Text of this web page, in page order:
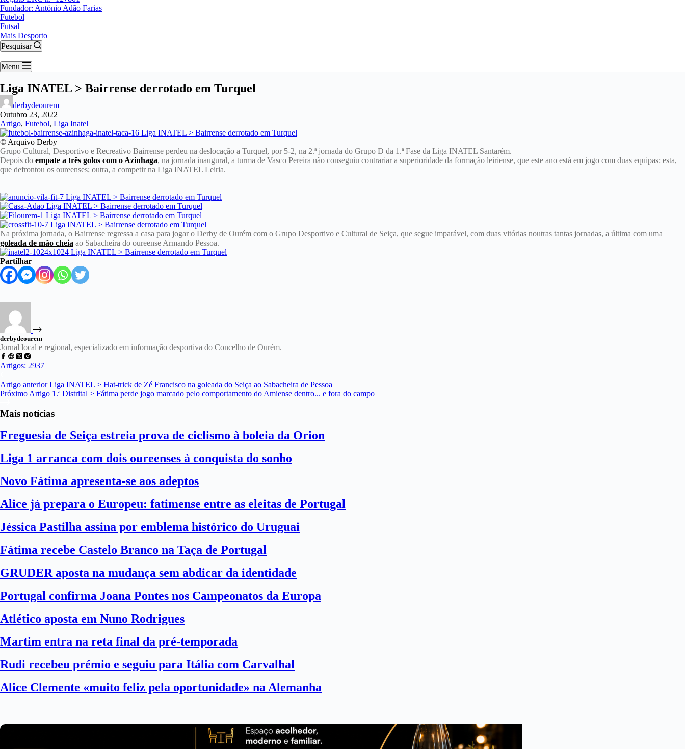
Fundador: António Adão Farias
Futebol
Futsal
Mais Desporto
Pesquisar
Menu
Liga INATEL > Bairrense derrotado em Turquel
derbydeourem
Outubro 23, 2022
Artigo, Futebol, Liga Inatel
© Arquivo Derby
Grupo Cultural, Desportivo e Recreativo Bairrense perdeu na deslocação a Turquel, por 5-2, na 2.ª jornada do Grupo D da 1.ª Fase da Liga INATEL Santarém.
Depois do empate a três golos com o Azinhaga, na jornada inaugural, a turma de Vasco Pereira não conseguiu contrariar a superioridade da formação leiriense, que este ano está em jogo com duas equipas: esta,
que defrontou os oureenses; outra, a competir na Liga INATEL Leiria.
Na próxima jornada, o Bairrense regressa a casa para jogar o Derby de Ourém com o Grupo Desportivo e Cultural de Seiça, que segue imparável, com duas vitórias noutras tantas jornadas, a última com uma
goleada de mão cheia ao Sabacheira do oureense Armando Pessoa.
Partilhar
derbydeourem
Jornal local e regional, especializado em informação desportiva do Concelho de Ourém.
Artigos: 2937
Artigo anteriorLiga INATEL > Hat-trick de Zé Francisco na goleada do Seiça ao Sabacheira de Pessoa
Próximo Artigo 1.ª Distrital > Fátima perde jogo marcado pelo comportamento do Amiense dentro... e fora do campo
Mais notícias
Freguesia de Seiça estreia prova de ciclismo à boleia da Orion
Liga 1 arranca com dois oureenses à conquista do sonho
Novo Fátima apresenta-se aos adeptos
Alice já prepara o Europeu: fatimense entre as eleitas de Portugal
Jéssica Pastilha assina por emblema histórico do Uruguai
Fátima recebe Castelo Branco na Taça de Portugal
GRUDER aposta na mudança sem abdicar da identidade
Portugal confirma Joana Pontes nos Campeonatos da Europa
Atlético aposta em Nuno Rodrigues
Martim entra na reta final da pré-temporada
Rudi recebeu prémio e seguiu para Itália com Carvalhal
Alice Clemente «muito feliz pela oportunidade» na Alemanha